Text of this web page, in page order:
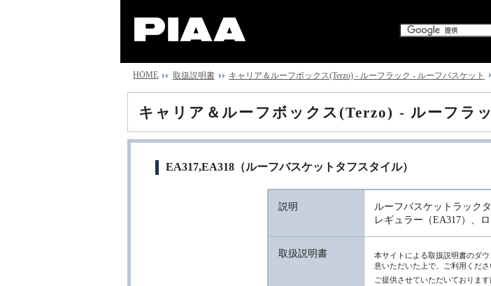
HOME 取扱説明書 キャリア＆ルーフボックス(Terzo) - ルーフラック - ルーフバスケット
キャリア＆ルーフボックス(Terzo) - ルーフラ
EA317,EA318（ルーフバスケットタフスタイル）
説明
ルーフバスケットラック
レギュラー（EA317）、
取扱説明書
本サイトによる取扱説明書のダ
意いただいた上で、ご利用くださ
ご提供させていただいておりま